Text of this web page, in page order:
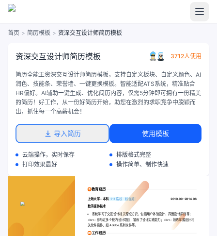
首页 > 简历模板 > 资深交互设计师简历模板
资深交互设计师简历模板 3712人使用
简历全能王资深交互设计师简历模板，支持自定义板块、自定义颜色、AI
润色、技能条、荣誉墙、一键更换模板。智能适配ATS系统，精准贴合
HR偏好。AI辅助一键生成、优化简历内容，仅需5分钟即可拥有一份精美
的简历！好工作，从一份好简历开始，助您在激烈的求职竞争中脱颖而
出，抓住每一个高薪机会！
导入简历 使用模板
云端操作，实时保存
排版格式完整
打印效果最好
操作简单、制作快速
教育经历
上海大学-本科 211 高校 综合类
2010.09-2014.06
数字媒体技术
系统学习了交互设计相关理论知识，包括用户体验设计、界面设计原则等；
<br>- 参与过多个校内设计项目，锻炼了设计实践能力； <br>- 熟练掌握设计相
关软件操作，如 Adobe 系列软件等。
工作经历